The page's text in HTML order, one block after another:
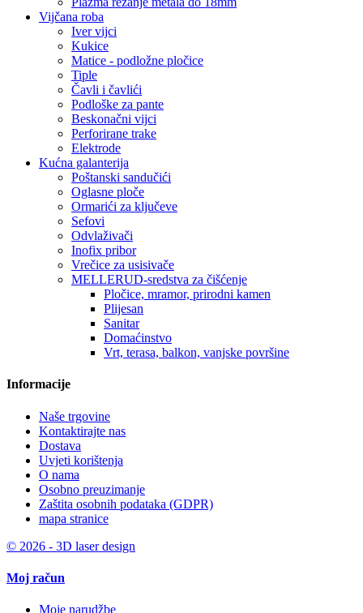
Vijčana roba
Iver vijci
Kukice
Matice - podložne pločice
Tiple
Čavli i čavlići
Podloške za pante
Beskonačni vijci
Perforirane trake
Elektrode
Kućna galanterija
Poštanski sandučići
Oglasne ploče
Ormarići za ključeve
Sefovi
Odvlaživači
Inofix pribor
Vrečice za usisivače
MELLERUD-sredstva za čišćenje
Pločice, mramor, prirodni kamen
Plijesan
Sanitar
Domaćinstvo
Vrt, terasa, balkon, vanjske površine
Informacije
Naše trgovine
Kontaktirajte nas
Dostava
Uvjeti korištenja
O nama
Osobno preuzimanje
Zaštita osobnih podataka (GDPR)
mapa stranice
© 2026 - 3D laser design
Moj račun
Moje narudžbe